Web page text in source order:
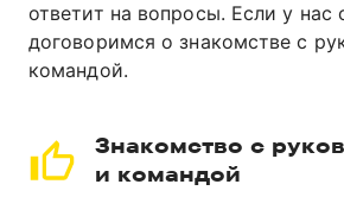
ответит на вопросы. Если у нас
договоримся о знакомстве с
командой.
Знакомство с
и командой